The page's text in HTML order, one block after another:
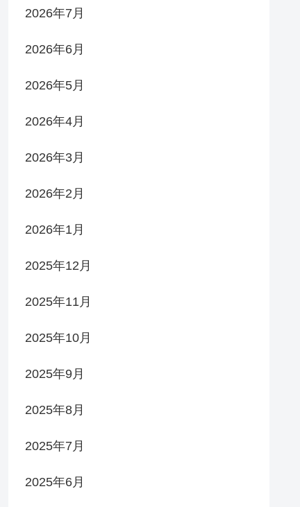
2026年7月
2026年6月
2026年5月
2026年4月
2026年3月
2026年2月
2026年1月
2025年12月
2025年11月
2025年10月
2025年9月
2025年8月
2025年7月
2025年6月